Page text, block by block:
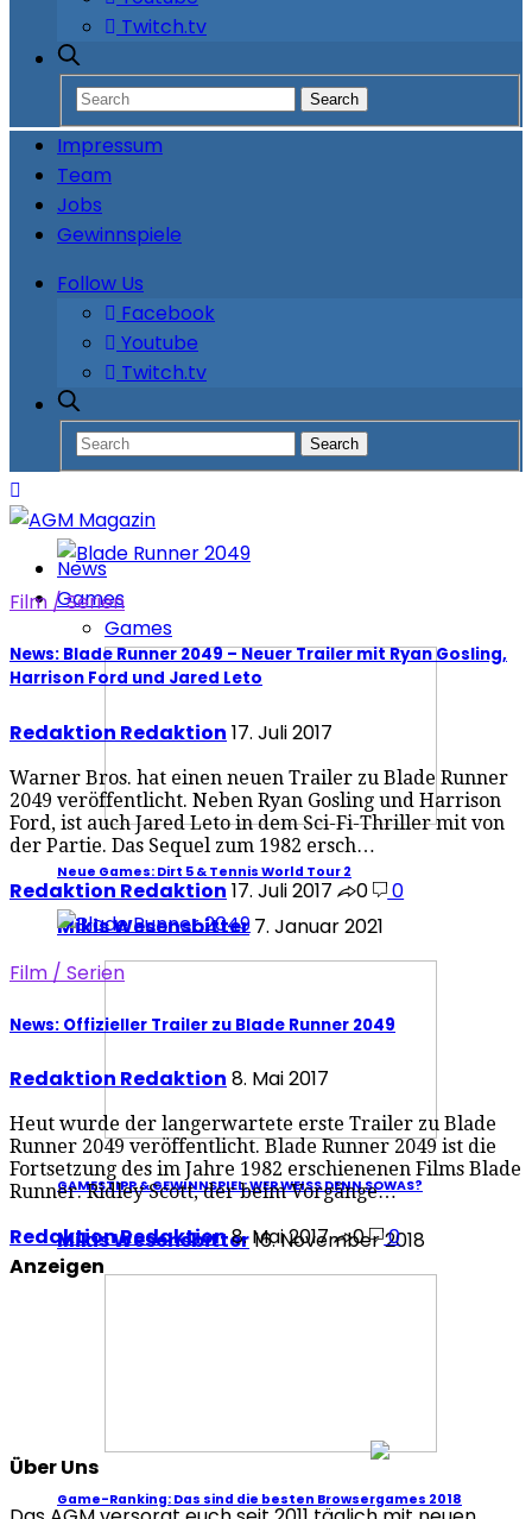
Twitch.tv
Impressum
Team
Jobs
Gewinnspiele
Follow Us
Facebook
Youtube
Twitch.tv
News
Games
Games
Neue Games: Dirt 5 & Tennis World Tour 2
Mikis Wesensbitter 7. Januar 2021
GAMESTIPP & GEWINNSPIEL: WER WEISS DENN SOWAS?
Mikis Wesensbitter16. November 2018
Game-Ranking: Das sind die besten Browsergames 2018
Film / Serien
News: Blade Runner 2049 – Neuer Trailer mit Ryan Gosling,
Harrison Ford und Jared Leto
Redaktion Redaktion 17. Juli 2017
Warner Bros. hat einen neuen Trailer zu Blade Runner
2049 veröffentlicht. Neben Ryan Gosling und Harrison
Ford, ist auch Jared Leto in dem Sci-Fi-Thriller mit von
der Partie. Das Sequel zum 1982 ersch…
Redaktion Redaktion 17. Juli 2017 0 0
Film / Serien
News: Offizieller Trailer zu Blade Runner 2049
Redaktion Redaktion 8. Mai 2017
Heut wurde der langerwartete erste Trailer zu Blade
Runner 2049 veröffentlicht. Blade Runner 2049 ist die
Fortsetzung des im Jahre 1982 erschienenen Films Blade
Runner. Ridley Scott, der beim Vorgänge…
Redaktion Redaktion8. Mai 2017 0
0
Anzeigen
Über Uns